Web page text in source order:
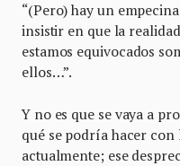
“(Pero) hay un
insistir en que la
estamos equivocados
ellos…”.
Y no es que se vaya a
qué se podría hacer
actualmente; ese